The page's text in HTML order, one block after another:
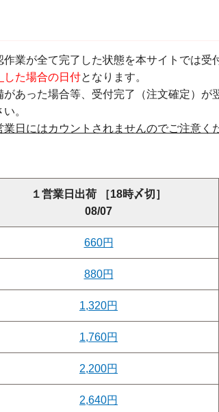
業が全て完了した状態を本サイトでは受
した場合の日付となります。
あった場合等、受付完了（注文確定）
。
日にはカウントされませんのでご注意く
１営業日出荷 ［18時〆切］
08/07
660円
880円
1,320円
1,760円
2,200円
2,640円